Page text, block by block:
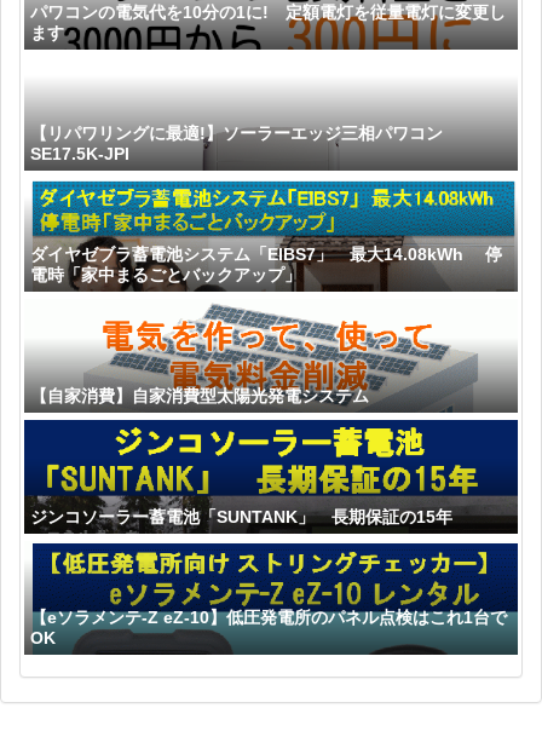
パワコンの電気代を10分の1に! 定額電灯を従量電灯に変更し
ます
【リパワリングに最適!】ソーラーエッジ三相パワコン
SE17.5K-JPI
ダイヤゼブラ蓄電池システム「EIBS7」 最大14.08kWh 停
電時「家中まるごとバックアップ」
【自家消費】自家消費型太陽光発電システム
ジンコソーラー蓄電池「SUNTANK」 長期保証の15年
【eソラメンテ-Z eZ-10】低圧発電所のパネル点検はこれ1台で
OK